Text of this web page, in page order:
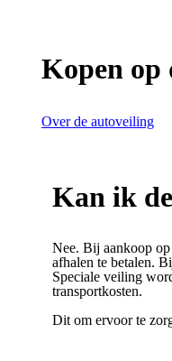
Kopen op
Over de autoveiling
Kan ik
Nee. Bij aankoop
afhalen te betalen.
Speciale veiling
transportkosten.
Dit om ervoor te